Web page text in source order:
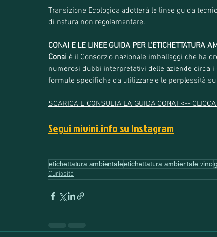
Transizione Ecologica adotterà le linee guida
di natura non regolamentare.
CONAI E LE LINEE GUIDA PER L'ETICHETTATURA
Conai è il Consorzio nazionale imballaggi che ha
numerosi dubbi interpretativi delle aziende circa
formule specifiche da utilizzare e le perplessità
SCARICA E CONSULTA LA GUIDA CONAI <--
Segui mivini.info su Instagram
etichettatura ambientaleetichettatura ambientale vino
Curiosità